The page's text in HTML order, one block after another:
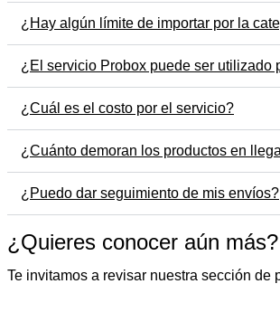
¿Hay algún límite de importar por la
¿El servicio Probox puede ser utilizado
¿Cuál es el costo por el servicio?
¿Cuánto demoran los productos en
¿Puedo dar seguimiento de mis envíos?
¿Quieres conocer aún más?
Te invitamos a revisar nuestra sección